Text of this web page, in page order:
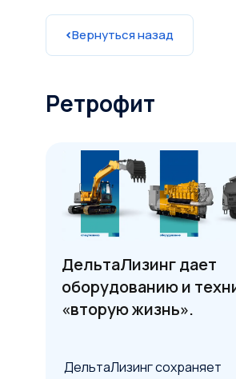
Ретрофит
Вернуться назад
ДельтаЛизинг дает
оборудованию и
«вторую жизнь».
ДельтаЛизинг сохраняет